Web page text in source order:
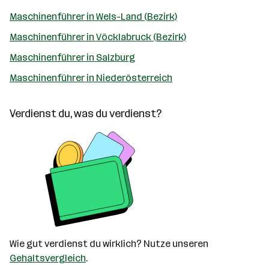
Maschinenführer in Wels-Land (Bezirk)
Maschinenführer in Vöcklabruck (Bezirk)
Maschinenführer in Salzburg
Maschinenführer in Niederösterreich
Verdienst du, was du verdienst?
Wie gut verdienst du wirklich? Nutze unseren
Gehaltsvergleich.